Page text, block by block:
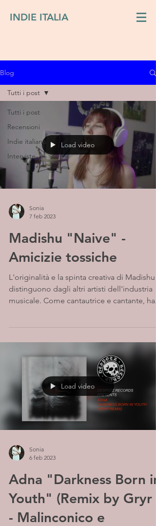
INDIE ITALIA
Blog
Tutti i post
Recensioni
Indie italiano
Interviste
Tutti i post
Load video
Sonia
7 feb 2023
Madishu "Naive" -
Amicizie tossiche
L'originalità e la spinta creativa di Madishu
distinguono dagli altri artisti dell'industria
musicale. Come cantautrice e cantante, ha...
Load video
Sonia
6 feb 2023
Adna "Darkness Born in
Youth" (Remix by Gryr )
- Malinconico e